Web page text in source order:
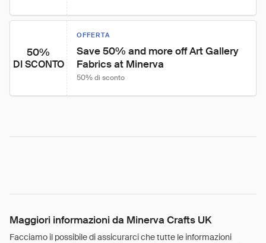
50%
DI SCONTO
OFFERTA
Save 50% and more off Art Gallery
Fabrics at Minerva
50% di sconto
Maggiori informazioni da Minerva Crafts UK
Facciamo il possibile di assicurarci che tutte le informazioni